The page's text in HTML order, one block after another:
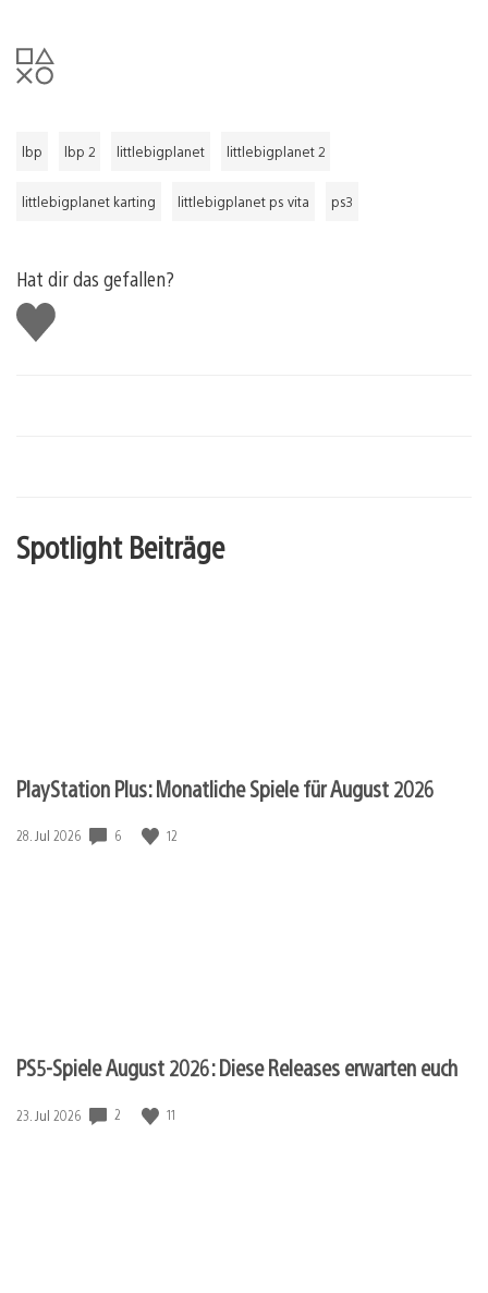
lbp lbp 2 littlebigplanet littlebigplanet 2
littlebigplanet karting littlebigplanet ps vita ps3
Hat dir das gefallen?
Gefällt
mir
Spotlight Beiträge
PlayStation Plus: Monatliche Spiele für August 2026
Veröffentlichungsdatum:
28. Jul 2026 6 12
PS5-Spiele August 2026: Diese Releases erwarten euch
Veröffentlichungsdatum:
23. Jul 2026 2 11